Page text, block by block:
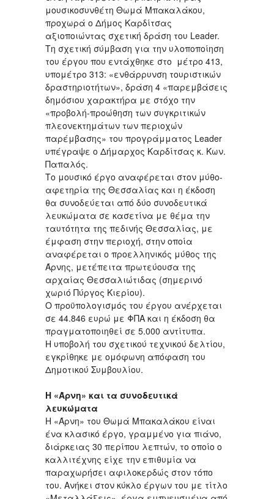
μουσικοσυνθέτη Θωμά Μπακαλάκου,
προχωρά ο Δήμος Καρδίτσας
αξιοποιώντας σχετική δράση του Leader.
Τη σχετική σύμβαση για την υλοποποίηση
του έργου που εντάχθηκε στο μέτρο 413,
υπομέτρο 313: «ενθάρρυνση τουριστικών
δραστηριοτήτων», δράση 4 «παρεμβάσεις
δημόσιου χαρακτήρα με στόχο την
«προβολή-προώθηση των συγκριτικών
πλεονεκτημάτων των περιοχών
παρέμβασης» του προγράμματος Leader
υπέγραψε ο Δήμαρχος Καρδίτσας κ. Κων.
Παπαλός.
Το μουσικό έργο αναφέρεται στον μύθο-
αφετηρία της Θεσσαλίας και η έκδοση
θα συνοδεύεται από δύο συνοδευτικά
λευκώματα σε κασετίνα με θέμα την
ταυτότητα της πεδινής Θεσσαλίας, με
έμφαση στην περιοχή, στην οποία
αναφέρεται ο προελληνικός μύθος της
Άρνης, μετέπειτα πρωτεύουσα της
αρχαίας Θεσσαλιώτιδας (σημερινό
χωριό Πύργος Κιερίου).
Ο προϋπολογισμός του έργου ανέρχεται
σε 44.846 ευρώ με ΦΠΑ και η έκδοση θα
πραγματοποιηθεί σε 5.000 αντίτυπα.
Η υποβολή του σχετικού τεχνικού δελτίου,
εγκρίθηκε με ομόφωνη απόφαση του
Δημοτικού Συμβουλίου.
Η «Άρνη» και τα συνοδευτικά
λευκώματα
Η «Άρνη» του Θωμά Μπακαλάκου είναι
ένα κλασικό έργο, γραμμένο για πιάνο,
διάρκειας 30 περίπου λεπτών, το οποίο ο
καλλιτέχνης είχε την επιθυμία να
παραχωρήσει αφιλοκερδώς στον τόπο
του. Ανήκει στον κύκλο έργων του με τίτλο